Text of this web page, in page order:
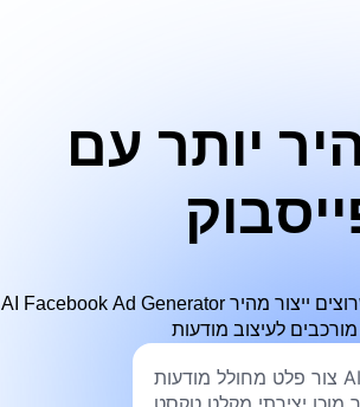
יותר עם
AI Facebook Ad Generator מסייע להפוך רעיונות לקמפיין למושגי טקסט ותמונה מוכנים למודעות עבור משווקים שרוצים ייצור מהיר